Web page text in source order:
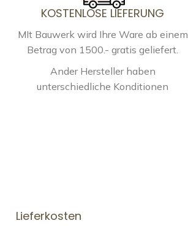
KOSTENLOSE LIEFERUNG
MIt Bauwerk wird Ihre Ware ab einem
Betrag von 1500.- gratis geliefert.
Ander Hersteller haben
unterschiedliche Konditionen
Lieferkosten